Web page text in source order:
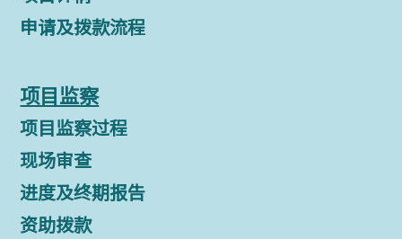
申请及拨款流程
项目监察
项目监察过程
现场审查
进度及终期报告
资助拨款